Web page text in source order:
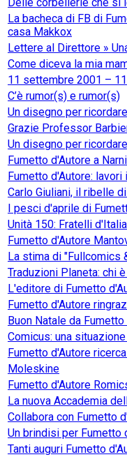
La bacheca di FB di
casa Makkox
Lettere al Direttore »
Come diceva la mia
11 settembre 2001 –
C’è rumor(s) e rumor(s)
Un disegno per
Grazie Professor
Un disegno per
Fumetto d'Autore a
Fumetto d'Autore: lavori
Carlo Giuliani, il ribelle
I pesci d'aprile di
Unità 150: Fratelli d'Italia
Fumetto d'Autore
La stima di "Fullcomics
Traduzioni Planeta: chi
L'editore di Fumetto
Fumetto d'Autore
Buon Natale da Fumetto
Comicus: una
Fumetto d'Autore
Moleskine
Fumetto d'Autore
La nuova Accademia
Collabora con Fumetto
Un brindisi per Fumetto
Tanti auguri Fumetto